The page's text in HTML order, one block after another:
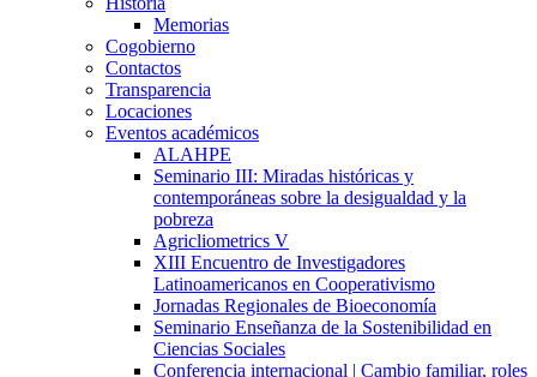
Memorias
Cogobierno
Contactos
Transparencia
Locaciones
Eventos académicos
ALAHPE
Seminario III: Miradas históricas y
contemporáneas sobre la desigualdad y la
pobreza
Agricliometrics V
XIII Encuentro de Investigadores
Latinoamericanos en Cooperativismo
Jornadas Regionales de Bioeconomía
Seminario Enseñanza de la Sostenibilidad en
Ciencias Sociales
Conferencia internacional | Cambio familiar, roles